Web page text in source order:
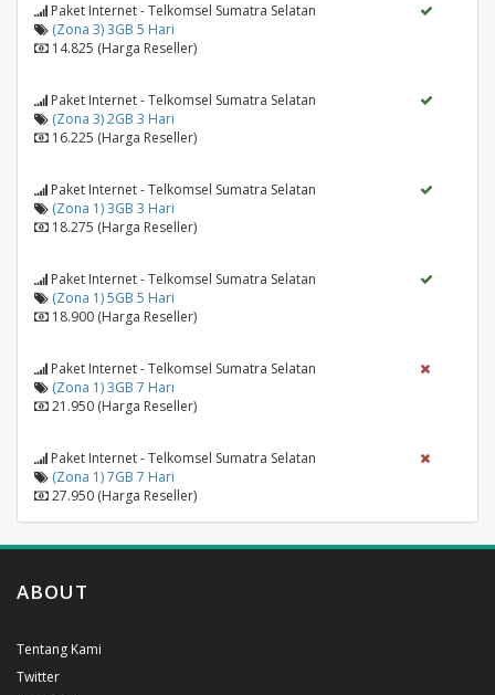
Paket Internet - Telkomsel Sumatra Selatan
(Zona 3) 3GB 5 Hari
14.825 (Harga Reseller)
Paket Internet - Telkomsel Sumatra Selatan
(Zona 3) 2GB 3 Hari
16.225 (Harga Reseller)
Paket Internet - Telkomsel Sumatra Selatan
(Zona 1) 3GB 3 Hari
18.275 (Harga Reseller)
Paket Internet - Telkomsel Sumatra Selatan
(Zona 1) 5GB 5 Hari
18.900 (Harga Reseller)
Paket Internet - Telkomsel Sumatra Selatan
(Zona 1) 3GB 7 Hari
21.950 (Harga Reseller)
Paket Internet - Telkomsel Sumatra Selatan
(Zona 1) 7GB 7 Hari
27.950 (Harga Reseller)
ABOUT
Tentang Kami
Twitter